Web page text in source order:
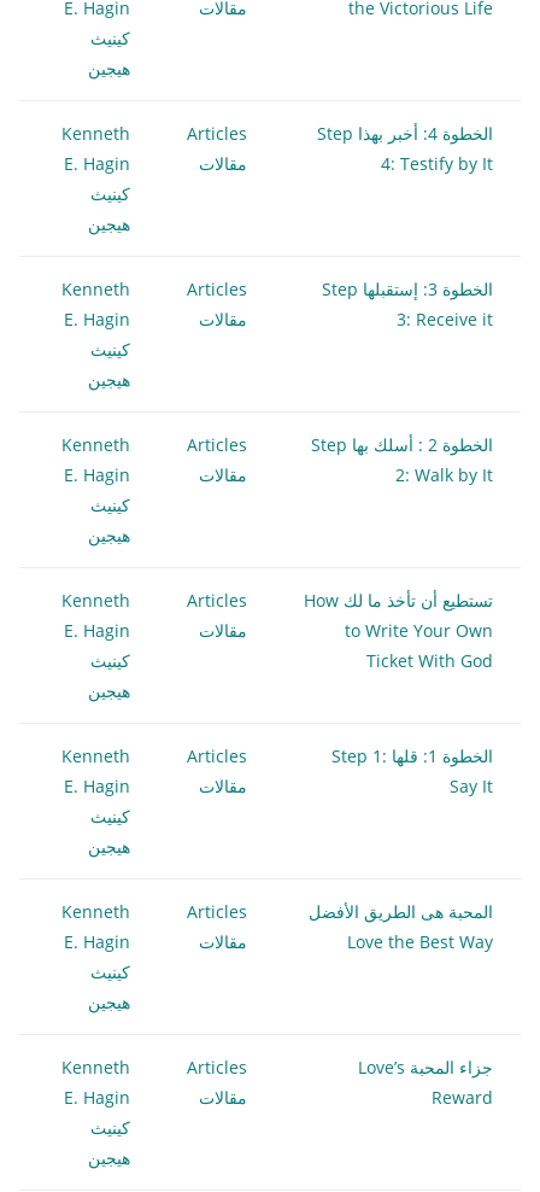
the Victorious Life
مقالات
E. Hagin
كينيث
هيجين
الخطوة 4: أخبر بهذا Step
4: Testify by It
Articles
مقالات
Kenneth
E. Hagin
كينيث
هيجين
الخطوة 3: إستقبلها Step
3: Receive it
Articles
مقالات
Kenneth
E. Hagin
كينيث
هيجين
الخطوة 2 : أسلك بها Step
2: Walk by It
Articles
مقالات
Kenneth
E. Hagin
كينيث
هيجين
تستطيع أن تأخذ ما لك How
to Write Your Own
Ticket With God
Articles
مقالات
Kenneth
E. Hagin
كينيث
هيجين
الخطوة 1: قلها Step 1:
Say It
Articles
مقالات
Kenneth
E. Hagin
كينيث
هيجين
المحبة هى الطريق الأفضل
Love the Best Way
Articles
مقالات
Kenneth
E. Hagin
كينيث
هيجين
جزاء المحبة Love’s
Reward
Articles
مقالات
Kenneth
E. Hagin
كينيث
هيجين